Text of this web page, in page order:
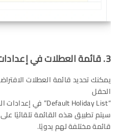
3. قائمة العطلات في إعدادات الشركة
يمكنك تحديد قائمة العطلات
الحقل
“Default Holiday List” في إعدادات الشركة.
سيتم تطبيق هذه القائمة تلقائيًا
قائمة مختلفة لهم يدويًا.